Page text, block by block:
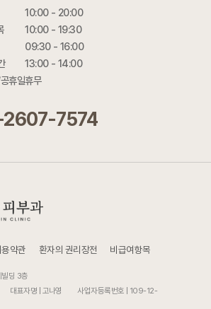
휴일
10:00 - 20:00
10:00 - 19:30
09:30 - 16:00
13:00 - 14:00
휴무
7574
용약관 환자의 권리장전 비급여항목
딩 3층
대표자명 | 고나영
사업자등록번호 | 109-12-